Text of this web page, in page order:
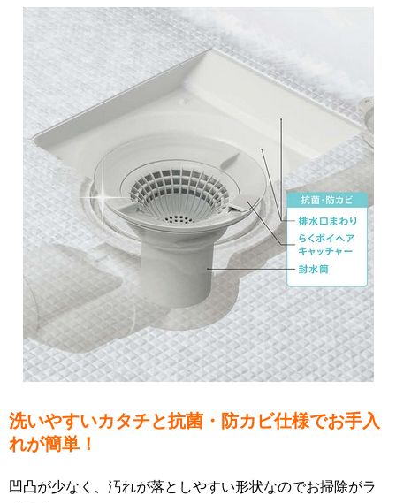
洗いやすいカタチと抗菌・防カビ仕様でお手入
れが簡単！
凹凸が少なく、汚れが落としやすい形状なのでお掃除がラ